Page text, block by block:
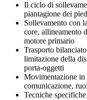
Il ciclo di
piantagione dei
Sollevamento con
core, allineamento
motore primario
Trasporto
limitazione della
porta-oggetti
Movimentazione in
comunicazione,
Tecniche